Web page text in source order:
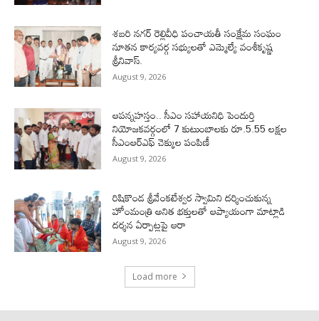
శబరి నగర్ రెల్లివీధి పంచాయతీ సంక్షేమ సంఘం
నూతన కార్యవర్గ సభ్యులతో ఎమ్మెల్యే వంశీకృష్ణ
శ్రీనివాస్.
August 9, 2026
ఆపన్నహస్తం.. సీఎం సహాయనిధి పెందుర్తి
నియోజకవర్గంలో 7 కుటుంబాలకు రూ.5.55 లక్షల
సీఎంఆర్‌ఎఫ్ చెక్కుల పంపిణీ
August 9, 2026
రిషికొండ శ్రీవేంకటేశ్వర స్వామిని దర్శించుకున్న
హోంమంత్రి అనిత భక్తులతో ఆప్యాయంగా మాట్లాడి
దర్శన ఏర్పాట్లపై ఆరా
August 9, 2026
Load more